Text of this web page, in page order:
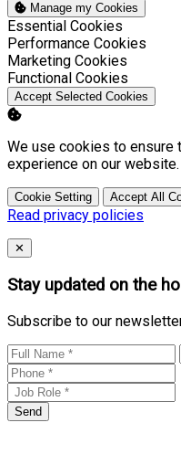
Manage my Cookies
Enable
Essential Cookies
Enable
Performance Cookies
Enable
Marketing Cookies
Enable
Functional Cookies
Accept Selected Cookies
We use cookies to ensure
experience on our website.
Cookie Setting Accept All
Read privacy policies
Close
✕
Stay updated on the
Subscribe to our
Send